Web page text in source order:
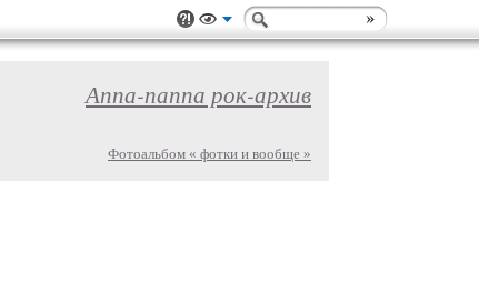
Аппа-паппа рок-архив
Фотоальбом « фотки и вообще »